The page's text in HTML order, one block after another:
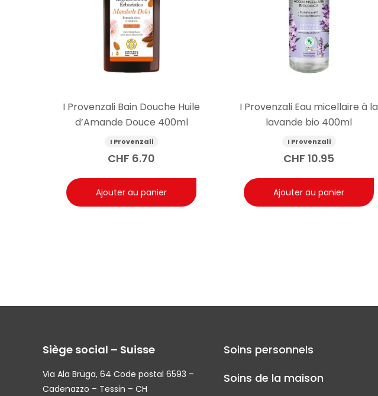
I Provenzali Bain Douche Huile
d’Amande Douce 400ml
I Provenzali
CHF 6.70
Ajouter au panier
I Provenzali Eau micellaire à la
lavande bio 400ml
I Provenzali
CHF 10.95
Ajouter au panier
Siège social – Suisse
Via Ala Brüga, 64 Code postal 6593 –
Cadenazzo – Tessin – CH
Soins personnels
Soins de la maison